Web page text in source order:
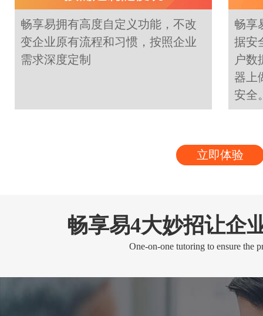
畅享易拥有高度自定义功能，不改
变企业原有流程和习惯，按照企业
需求深度定制
畅享
据安
户数
器上
安全
立即体验
畅享易4大妙招让企
One-on-one tutoring to ensure the